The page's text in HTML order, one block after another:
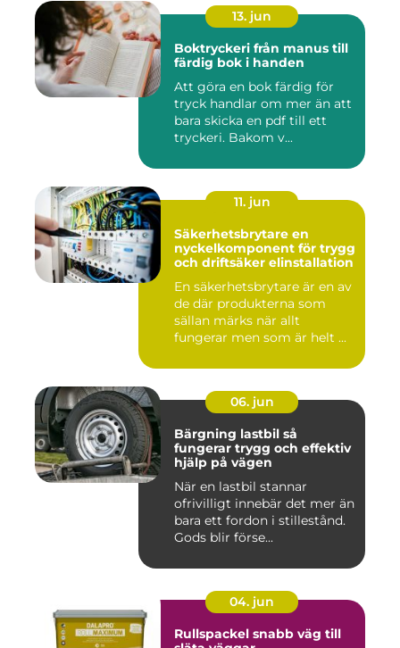
13. jun
Boktryckeri från manus till
färdig bok i handen
Att göra en bok färdig för
tryck handlar om mer än att
bara skicka en pdf till ett
tryckeri. Bakom v...
11. jun
Säkerhetsbrytare en
nyckelkomponent för trygg
och driftsäker elinstallation
En säkerhetsbrytare är en av
de där produkterna som
sällan märks när allt
fungerar men som är helt ...
06. jun
Bärgning lastbil så
fungerar trygg och effektiv
hjälp på vägen
När en lastbil stannar
ofrivilligt innebär det mer än
bara ett fordon i stillestånd.
Gods blir förse...
04. jun
Rullspackel snabb väg till